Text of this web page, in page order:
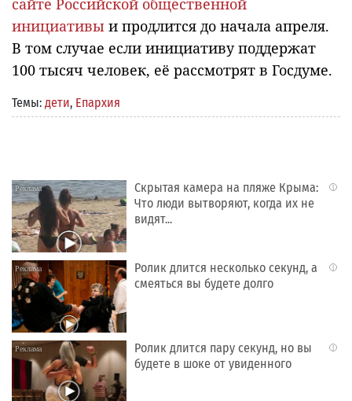
сайте Российской общественной
инициативы и продлится до начала апреля.
В том случае если инициативу поддержат
100 тысяч человек, её рассмотрят в Госдуме.
Темы: дети, Епархия
i
Скрытая камера на пляже Крыма:
Что люди вытворяют, когда их не
видят...
i
Ролик длится несколько секунд, а
смеяться вы будете долго
i
Ролик длится пару секунд, но вы
будете в шоке от увиденного